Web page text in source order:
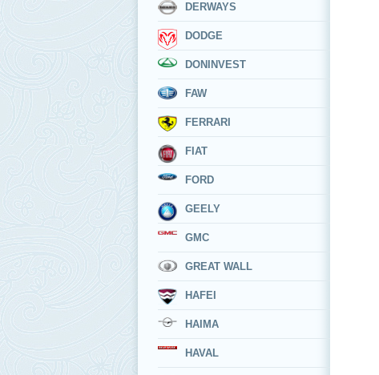
DERWAYS
DODGE
DONINVEST
FAW
FERRARI
FIAT
FORD
GEELY
GMC
GREAT WALL
HAFEI
HAIMA
HAVAL